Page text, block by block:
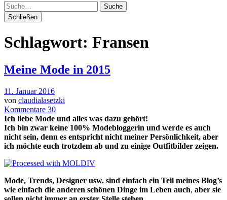
Suche
Schließen
Schlagwort: Fransen
Meine Mode in 2015
11. Januar 2016
von claudialasetzki
Kommentare 30
Ich liebe Mode und alles was dazu gehört!
Ich bin zwar keine 100% Modebloggerin und werde es auch
nicht sein, denn es entspricht nicht meiner Persönlichkeit, aber
ich möchte euch trotzdem ab und zu einige Outfitbilder zeigen.
Mode, Trends, Designer usw. sind einfach ein Teil meines Blog’s
wie einfach die anderen schönen Dinge im Leben auch, aber sie